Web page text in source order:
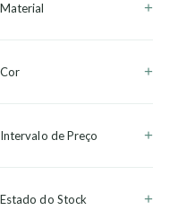
Material
Cor
Intervalo de Preço
Estado do Stock